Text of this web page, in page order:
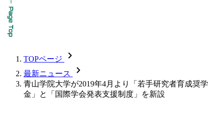
TOPページ chevron_forward
最新ニュース chevron_forward
青山学院大学が2019年4月より「若手研究者育成奨学
金」と「国際学会発表支援制度」を新設